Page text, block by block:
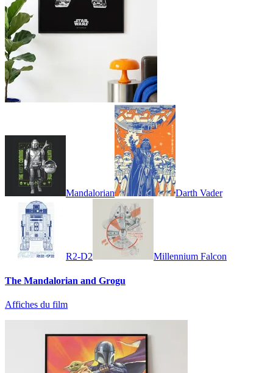
Mandalorian Darth Vader
R2-D2 Millennium Falcon
The Mandalorian and Grogu
Affiches du film